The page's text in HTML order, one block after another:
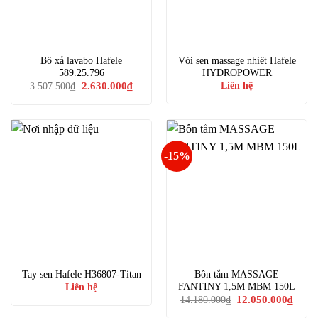
Bộ xả lavabo Hafele
589.25.796
3.507.500₫
Giá
2.630.000₫Giá
hiện
2.630.000₫.
Vòi sen massage nhiệt Hafele
HYDROPOWER
Liên hệ
Tay sen Hafele H36807-Titan
Liên hệ
-15%
Bồn tắm MASSAGE
FANTINY 1,5M MBM 150L
14.180.000₫
Giá
12.050.000₫Giá
hiện